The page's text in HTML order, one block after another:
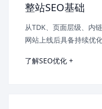
整站SEO基础
从TDK、页面层级、内
网站上线后具备持续优化
了解SEO优化 +